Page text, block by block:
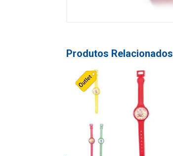
Produtos Relacionados